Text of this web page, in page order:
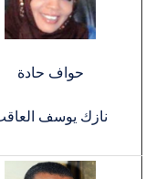
حواف حادة
نازك يوسف